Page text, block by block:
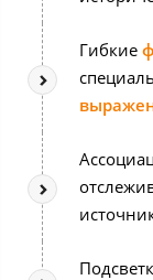
Гибкие